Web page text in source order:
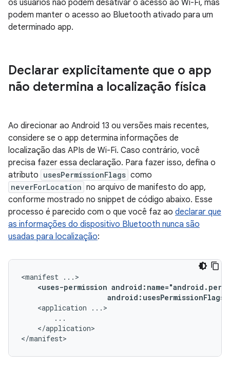
os usuários não podem desativar o acesso ao Wi-Fi, mas
podem manter o acesso ao Bluetooth ativado para um
determinado app.
Declarar explicitamente que o app
não determina a localização física
Ao direcionar ao Android 13 ou versões mais recentes,
considere se o app determina informações de
localização das APIs de Wi-Fi. Caso contrário, você
precisa fazer essa declaração. Para fazer isso, defina o
atributo usesPermissionFlags como
neverForLocation no arquivo de manifesto do app,
conforme mostrado no snippet de código abaixo. Esse
processo é parecido com o que você faz ao declarar que
as informações do dispositivo Bluetooth nunca são
usadas para localização:
<manifest
<uses-permission
<application
</application>
</manifest>